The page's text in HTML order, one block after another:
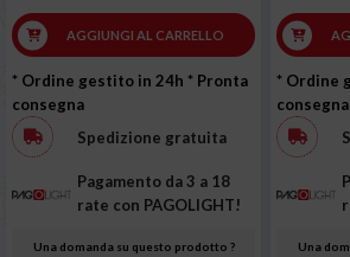
AGGIUNGI AL CARRELLO
* Ordine gestito in 24h * Pronta
consegna
Spedizione gratuita
Pagamento da 3 a 18
rate con PAGOLIGHT!
Una domanda su questo prodotto ?
* Ordine
consegna
Una